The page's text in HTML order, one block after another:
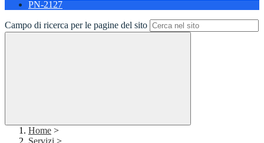
PN-2127
Campo di ricerca per le pagine del sito
Home >